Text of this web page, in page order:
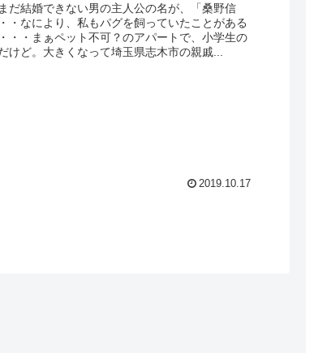
だ結婚できない男の主人公の名が、「桑野信
・なにより、私もパグを飼っていたことがある
・・まぁペット不可？のアパートで、小学生の
けど。大きくなって埼玉県志木市の親戚...
2019.10.17